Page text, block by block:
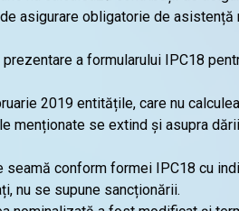
asigurare obligatorie de
a formularului IPC18
2019 entitățile, care nu
menționate se extind și asupra
conform formei IPC18 cu
nu se supune sancționării.